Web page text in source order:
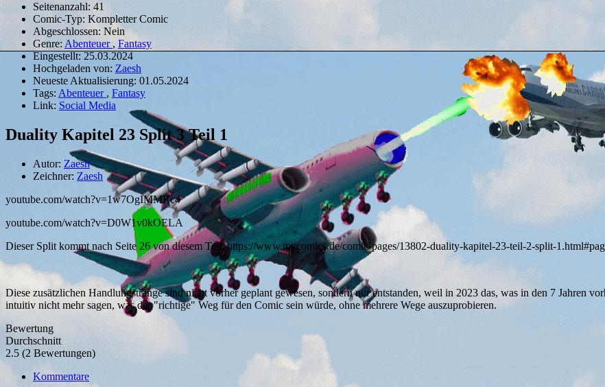
Seitenanzahl: 41
Comic-Typ: Kompletter Comic
Abgeschlossen: Nein
Genre:Abenteuer ,Fantasy
Eingestellt: 25.03.2024
Hochgeladen von: Zaesh
Neueste Aktualisierung: 01.05.2024
Tags: Abenteuer , Fantasy
Link: Social Media
Duality Kapitel 23 Split 3 Teil 1
Autor: Zaesh
Zeichner: Zaesh
youtube.com/watch?v=1w7OgIMMRc4
youtube.com/watch?v=D0W1v0kOELA
Dieser Split kommt nach Seite 26 von diesem Teil: https://www.mycomics.de/comic-pages/13802-duality-kapitel-23-teil-2-split-
Diese zusätzlichen Handlungstränge sind nicht vorher geplant gewesen, sondern nur entstanden, weil in 2023 das, was in den 7 Jahren
intuitiv nicht mehr sagen, was der "richtige" Weg für den Comic sein würde, ohne mehrere Wege auszuprobieren.
Bewertung
Durchschnitt
2.5 (2 Bewertungen)
Kommentare